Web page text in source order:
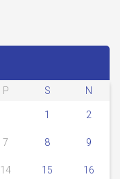
P S N
1 2
7 8 9
14 15 16